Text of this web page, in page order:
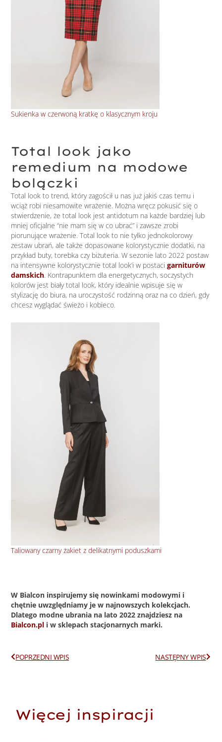
Sukienka w czerwoną kratkę o klasycznym kroju
Total look jako
remedium na modowe
bolączki
Total look to trend, który zagościł u nas już jakiś czas temu i
wciąż robi niesamowite wrażenie. Można wręcz pokusić się o
stwierdzenie, że total look jest antidotum na każde bardziej lub
mniej oficjalne “nie mam się w co ubrać” i zawsze zrobi
piorunujące wrażenie. Total look to nie tylko jednokolorowy
zestaw ubrań, ale także dopasowane kolorystycznie dodatki, na
przykład buty, torebka czy biżuteria. W sezonie lato 2022 postaw
na intensywne kolorystycznie total look’i w postaci garniturów
damskich. Kontrapunktem dla energetycznych, soczystych
kolorów jest biały total look, który idealnie wpisuje się w
stylizację do biura, na uroczystość rodzinną oraz na co dzień, gdy
chcesz wyglądać świeżo i kobieco.
Taliowany czarny żakiet z delikatnymi poduszkami
W Bialcon inspirujemy się nowinkami modowymi i
chętnie uwzględniamy je w najnowszych kolekcjach.
Dlatego modne ubrania na lato 2022 znajdziesz na
Bialcon.pl i w sklepach stacjonarnych marki.
Prev
POPRZEDNI WPIS NASTĘPNY WPISNext
Więcej inspiracji